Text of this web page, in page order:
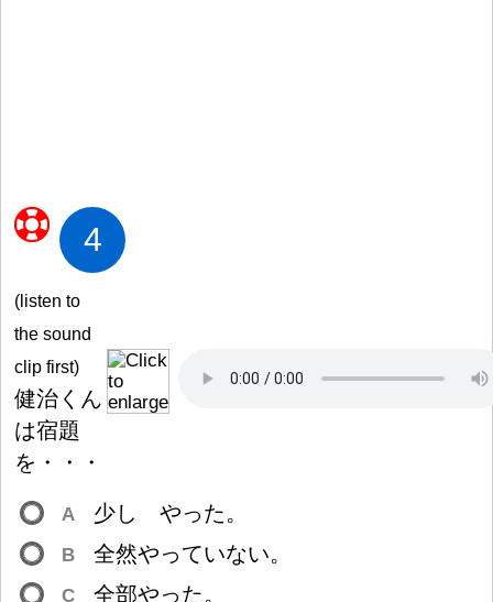
4
(listen to
the sound
clip first)
健治 くん
は宿題
を・・・
A 少し やった。
B 全然やっていない。
C 全部やった。